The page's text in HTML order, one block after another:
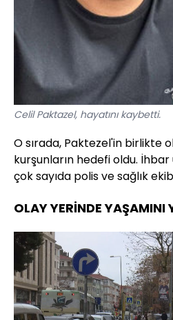
Celil Paktazel, hayatını kaybetti.
O sırada, Paktezel'in birlikte
kurşunların hedefi oldu.
çok sayıda polis ve sağlık
OLAY YERİNDE YAŞAMINI